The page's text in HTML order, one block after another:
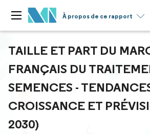
À propos de ce rapport
TAILLE ET PART DU
FRANÇAIS DU
SEMENCES -
CROISSANCE ET
2030)